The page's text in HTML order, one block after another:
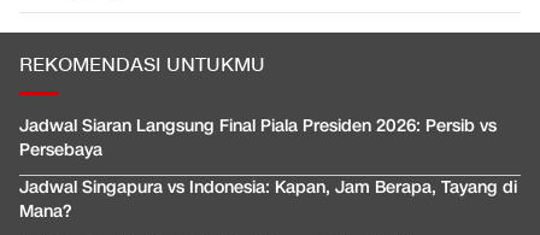
REKOMENDASI UNTUKMU
Jadwal Siaran Langsung Final Piala Presiden 2026: Persib vs
Persebaya
Jadwal Singapura vs Indonesia: Kapan, Jam Berapa, Tayang di
Mana?